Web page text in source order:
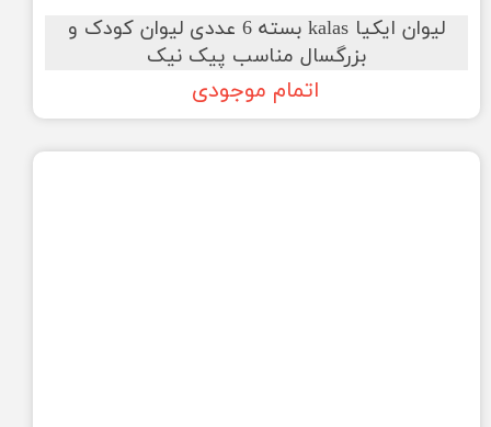
لیوان ایکیا kalas بسته 6 عددی لیوان کودک و
بزرگسال مناسب پیک نیک
اتمام موجودی